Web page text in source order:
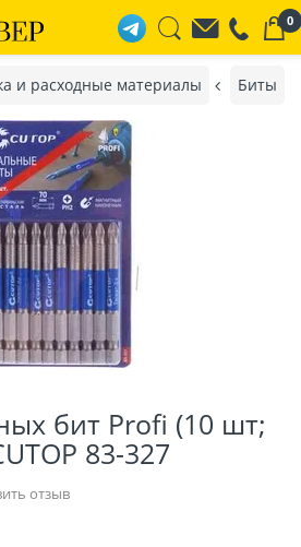
0
и расходные материалы Биты
бит Profi (10 шт;
83-327
отзыв